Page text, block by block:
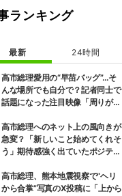
ランキング
最新 24時間
高市総理愛用の“早苗バッグ”…そ
んな場所でも自分で？記者同士で
話題になった注目映像「周りが持
も…」
高市総理へのネット上の風向きが
急変？「新しいこと始めてくれそ
う」期待感強く出ていたポジティ
後の政権運営に及ぼす影響は
高市総理、熊本地震視察で“ヘリ
から合掌”写真のX投稿に「上から